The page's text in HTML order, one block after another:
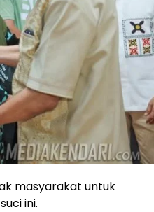
masyarakat untuk
ini.